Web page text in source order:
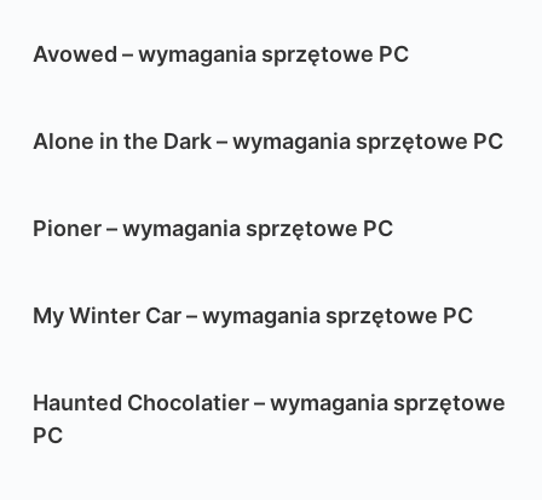
Avowed – wymagania sprzętowe PC
Alone in the Dark – wymagania sprzętowe PC
Pioner – wymagania sprzętowe PC
My Winter Car – wymagania sprzętowe PC
Haunted Chocolatier – wymagania sprzętowe
PC